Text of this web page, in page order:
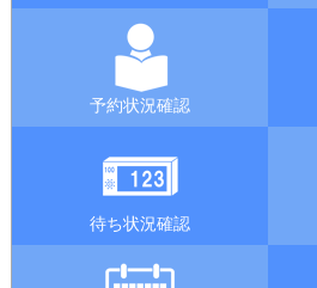
窓口混雑状況
待ち状況確認
交付状況確認
混雑予想カレンダー
予約状況確認
待ち状況確認